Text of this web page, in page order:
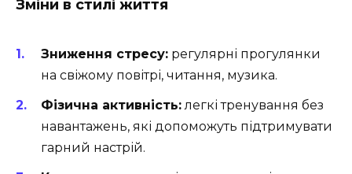
Зміни в стилі життя
Зниження стресу: регулярні прогулянки
на свіжому повітрі, читання, музика.
Фізична активність: легкі тренування без
навантажень, які допоможуть підтримувати
гарний настрій.